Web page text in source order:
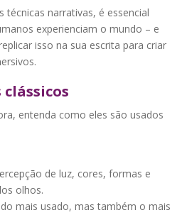
técnicas narrativas, é essencial
experienciam o mundo – e
isso na sua escrita para criar
entenda como eles são usados
de luz, cores, formas e
olhos.
mais usado, mas também o mais